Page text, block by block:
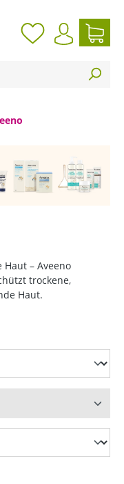
– Aveeno
trockene,
Haut.